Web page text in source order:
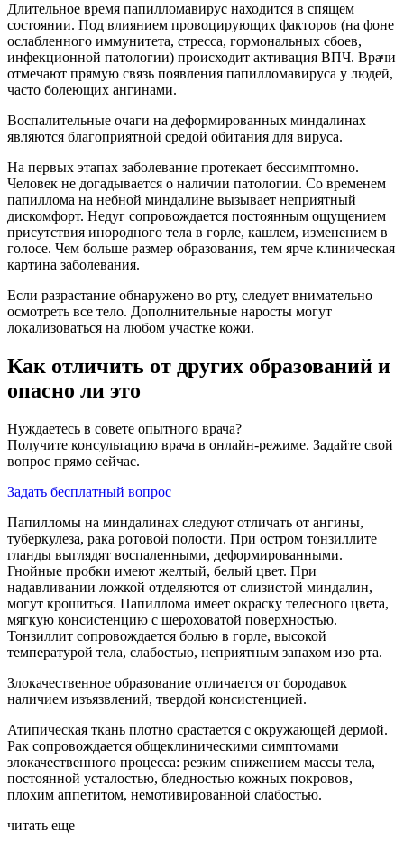
Длительное время папилломавирус находится в спящем
состоянии. Под влиянием провоцирующих факторов (на фоне
ослабленного иммунитета, стресса, гормональных сбоев,
инфекционной патологии) происходит активация ВПЧ. Врачи
отмечают прямую связь появления папилломавируса у людей,
часто болеющих ангинами.
Воспалительные очаги на деформированных миндалинах
являются благоприятной средой обитания для вируса.
На первых этапах заболевание протекает бессимптомно.
Человек не догадывается о наличии патологии. Со временем
папиллома на небной миндалине вызывает неприятный
дискомфорт. Недуг сопровождается постоянным ощущением
присутствия инородного тела в горле, кашлем, изменением в
голосе. Чем больше размер образования, тем ярче клиническая
картина заболевания.
Если разрастание обнаружено во рту, следует внимательно
осмотреть все тело. Дополнительные наросты могут
локализоваться на любом участке кожи.
Как отличить от других образований и
опасно ли это
Нуждаетесь в совете опытного врача?
Получите консультацию врача в онлайн-режиме. Задайте свой
вопрос прямо сейчас.
Задать бесплатный вопрос
Папилломы на миндалинах следуют отличать от ангины,
туберкулеза, рака ротовой полости. При остром тонзиллите
гланды выглядят воспаленными, деформированными.
Гнойные пробки имеют желтый, белый цвет. При
надавливании ложкой отделяются от слизистой миндалин,
могут крошиться. Папиллома имеет окраску телесного цвета,
мягкую консистенцию с шероховатой поверхностью.
Тонзиллит сопровождается болью в горле, высокой
температурой тела, слабостью, неприятным запахом изо рта.
Злокачественное образование отличается от бородавок
наличием изъязвлений, твердой консистенцией.
Атипическая ткань плотно срастается с окружающей дермой.
Рак сопровождается общеклиническими симптомами
злокачественного процесса: резким снижением массы тела,
постоянной усталостью, бледностью кожных покровов,
плохим аппетитом, немотивированной слабостью.
читать еще